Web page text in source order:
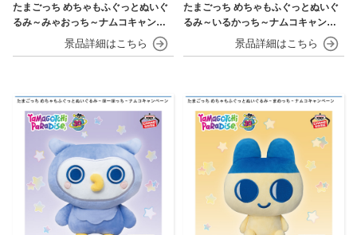
たまごっち めちゃもふぐっとぬいぐ
るみ～みゃおっち～ナムコキャンペ
たまごっち めちゃもふぐっとぬいぐ
るみ～いるかっち～ナムコキャンペ